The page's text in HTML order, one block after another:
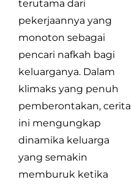
terutama dari
pekerjaannya yang
monoton sebagai
pencari nafkah bagi
keluarganya. Dalam
klimaks yang penuh
pemberontakan, cerita
ini mengungkap
dinamika keluarga
yang semakin
memburuk ketika